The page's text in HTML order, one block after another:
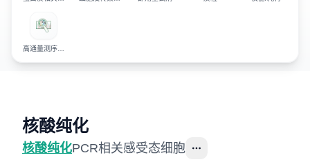
核酸纯化
核酸纯化PCR相关感受态细胞